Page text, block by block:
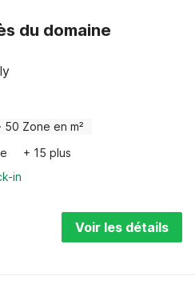
du domaine
· 50 Zone en m²
+ 15 plus
in
Voir les détails